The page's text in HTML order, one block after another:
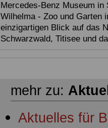
Mercedes-Benz Museum
Wilhelma - Zoo und Garten
einzigartigen Blick auf das
Schwarzwald, Titisee und
mehr zu:
Aktuelles für